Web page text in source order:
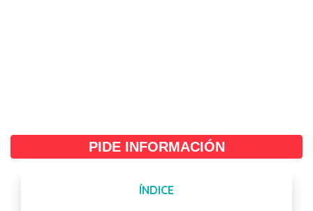
PIDE INFORMACIÓN
ÍNDICE